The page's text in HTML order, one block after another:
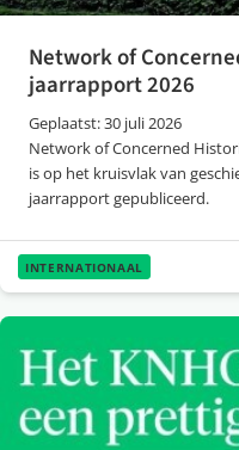
Network of
jaarrapport 2026
Geplaatst: 30 juli 2026
Network of Concerned
is op het kruisvlak van
jaarrapport gepubliceerd.
INTERNATIONAAL